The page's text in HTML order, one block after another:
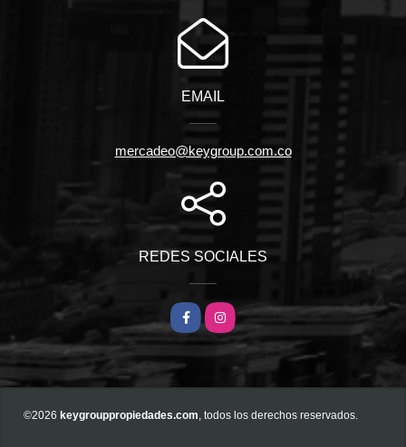
EMAIL
mercadeo@keygroup.com.co
REDES SOCIALES
FacebookInstagram
©2026 keygrouppropiedades.com, todos los derechos reservados.